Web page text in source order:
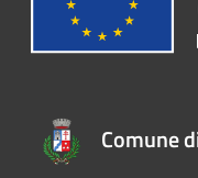
Comune